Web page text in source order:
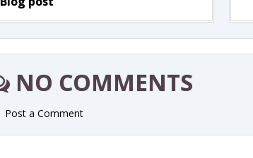
NO COMMENTS
Post a Comment